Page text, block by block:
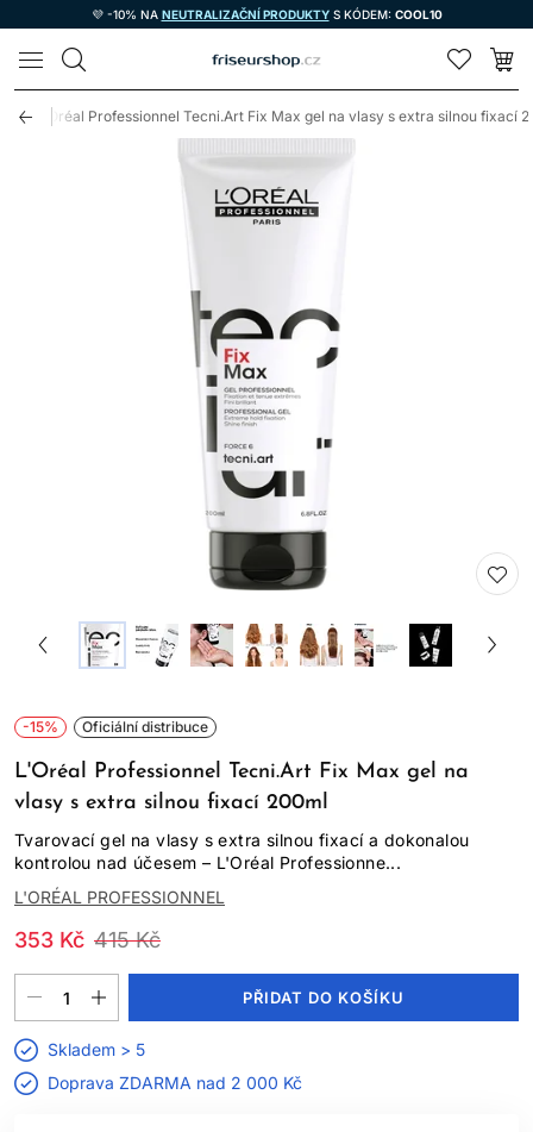
💜 -10% NA NEUTRALIZAČNÍ PRODUKTYS KÓDEM: COOL10
LOMAX
L'Oréal Professionnel Tecni.Art Fix Max gel na vlasy s extra silnou fixací
-15% Oficiální distribuce
L'Oréal Professionnel Tecni.Art Fix Max gel na
vlasy s extra silnou fixací 200ml
Tvarovací gel na vlasy s extra silnou fixací a dokonalou
kontrolou nad účesem – L'Oréal Professionne...
L'ORÉAL PROFESSIONNEL
415 Kč
353 Kč
PŘIDAT DO KOŠÍKU
Skladem > 5
Doprava ZDARMA nad 2 000 Kč